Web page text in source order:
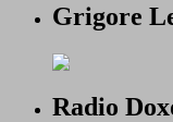
Grigore
Radio